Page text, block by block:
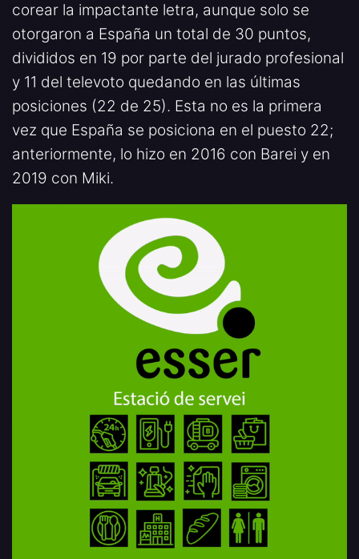
corear la impactante letra, aunque solo se
otorgaron a España un total de 30 puntos,
divididos en 19 por parte del jurado profesional
y 11 del televoto quedando en las últimas
posiciones (22 de 25). Esta no es la primera
vez que España se posiciona en el puesto 22;
anteriormente, lo hizo en 2016 con Barei y en
2019 con Miki.